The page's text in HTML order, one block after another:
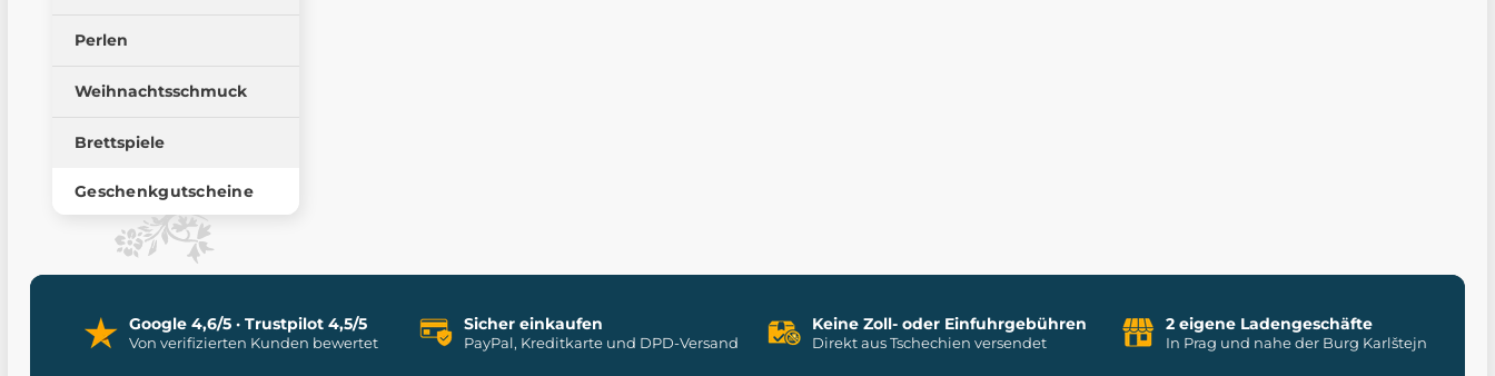
Perlen
Weihnachtsschmuck
Brettspiele
Geschenkgutscheine
Google 4,6/5 · Trustpilot 4,5/5
Von verifizierten Kunden bewertet
Sicher einkaufen
PayPal, Kreditkarte und DPD-Versand
Keine Zoll- oder Einfuhrgebühren
Direkt aus Tschechien versendet
2 eigene Ladengeschäfte
In Prag und nahe der Burg Karlštejn